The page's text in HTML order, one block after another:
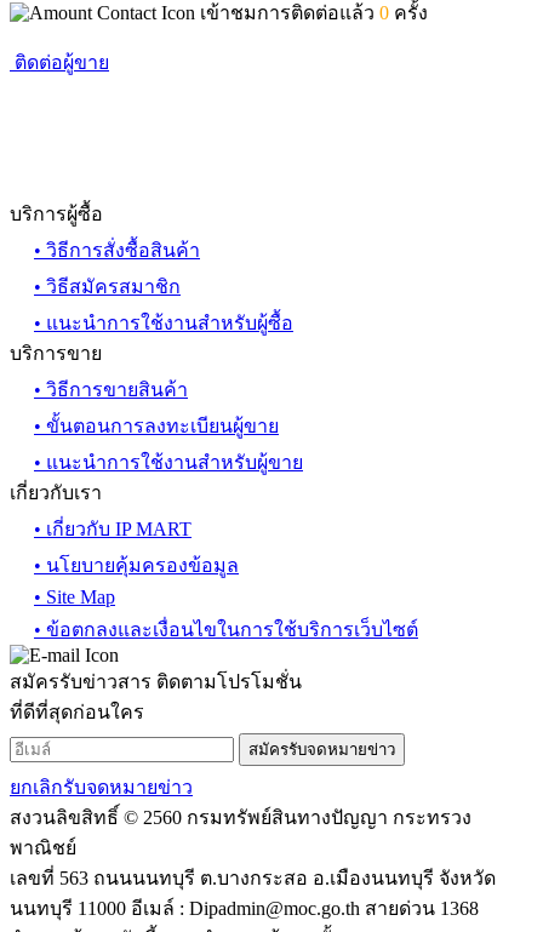
เข้าชมการติดต่อแล้ว 0 ครั้ง
ติดต่อผู้ขาย
บริการผู้ซื้อ
• วิธีการสั่งซื้อสินค้า
• วิธีสมัครสมาชิก
• แนะนำการใช้งานสำหรับผู้ซื้อ
บริการขาย
• วิธีการขายสินค้า
• ขั้นตอนการลงทะเบียนผู้ขาย
• แนะนำการใช้งานสำหรับผู้ขาย
เกี่ยวกับเรา
• เกี่ยวกับ IP MART
• นโยบายคุ้มครองข้อมูล
• Site Map
• ข้อตกลงและเงื่อนไขในการใช้บริการเว็บไซต์
สมัครรับข่าวสาร ติดตามโปรโมชั่น
ที่ดีที่สุดก่อนใคร
สมัครรับจดหมายข่าว
ยกเลิกรับจดหมายข่าว
สงวนลิขสิทธิ์ © 2560 กรมทรัพย์สินทางปัญญา กระทรวง
พาณิชย์
เลขที่ 563 ถนนนนทบุรี ต.บางกระสอ อ.เมืองนนทบุรี จังหวัด
นนทบุรี 11000 อีเมล์ : Dipadmin@moc.go.th สายด่วน 1368